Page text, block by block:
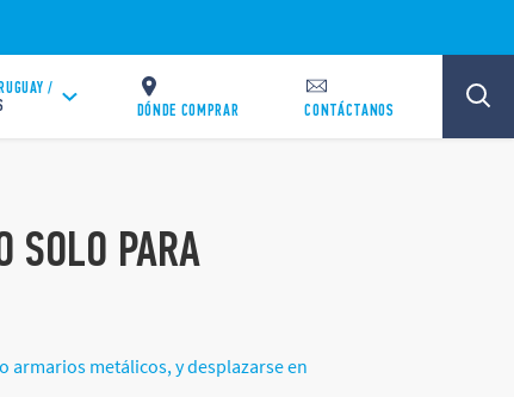
/
DÓNDE COMPRAR CONTÁCTANOS
SOLO PARA
armarios metálicos, y desplazarse en